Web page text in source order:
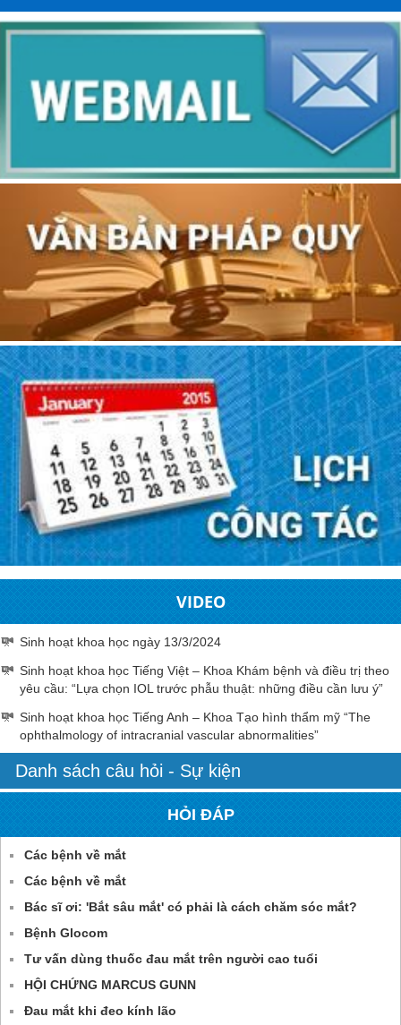
VIDEO
Sinh hoạt khoa học ngày 13/3/2024
Sinh hoạt khoa học Tiếng Việt – Khoa Khám bệnh và điều trị theo
yêu cầu: “Lựa chọn IOL trước phẫu thuật: những điều cần lưu ý”
Sinh hoạt khoa học Tiếng Anh – Khoa Tạo hình thẩm mỹ “The
ophthalmology of intracranial vascular abnormalities”
Danh sách câu hỏi - Sự kiện
HỎI ĐÁP
Các bệnh về mắt
Các bệnh về mắt
Bác sĩ ơi: 'Bắt sâu mắt' có phải là cách chăm sóc mắt?
Bệnh Glocom
Tư vấn dùng thuốc đau mắt trên người cao tuổi
HỘI CHỨNG MARCUS GUNN
Đau mắt khi đeo kính lão